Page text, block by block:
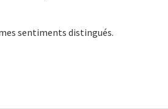
sentiments distingués.